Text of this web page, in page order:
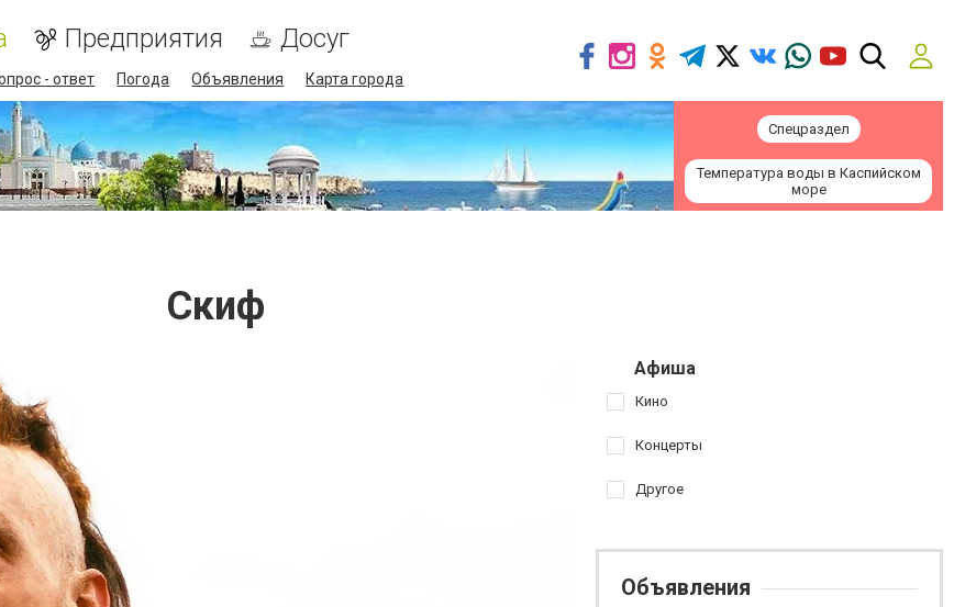
Предприятия Досуг
- ответ Погода Объявления Карта города
Спецраздел
Температура воды в Каспийском
море
Скиф
Афиша
Кино
Концерты
Другое
Объявления